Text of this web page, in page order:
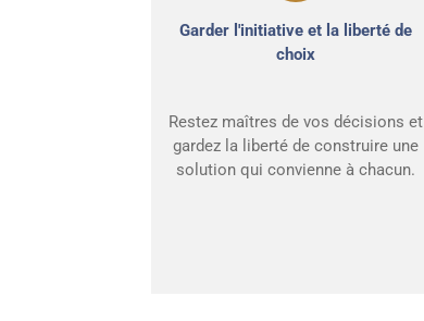
Garder l'initiative et la liberté de
choix
Restez maîtres de vos décisions et
gardez la liberté de construire une
solution qui convienne à chacun.